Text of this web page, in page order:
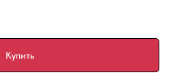
Купить